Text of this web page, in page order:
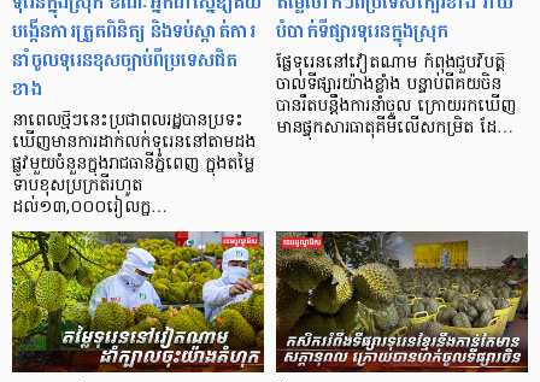
បង្កើនការត្រួតពិនិត្យ និងទប់ស្កាត់ការ
នាំចូលទុរេនខុសច្បាប់ពីប្រទេសជិត
ខាង
នាពេលថ្មីៗនេះប្រជាពលរដ្ឋបានប្រទះ
ឃើញមានការដាក់លក់ទុរេននៅតាមដង
ផ្លូវមួយចំនួនក្នុងរាជធានីភ្នំពេញ ក្នុងតម្លៃ
ទាបខុសប្រក្រតីរហូត
ដល់១៣,០០០រៀលក្ន…
បំបាក់ទីផ្សារទុរេនក្នុងស្រុក
ផ្លែទុរេននៅវៀតណាម កំពុងជួបវិបត្តិ
ចាល់ទីផ្សារយ៉ាងខ្លាំង បន្ទាប់ពីគយចិន
បានរឹតបន្តឹងការនាំចូល ក្រោយរកឃើញ
មានផ្ទុកសារធាតុគីមីលើសកម្រិត ដែ…